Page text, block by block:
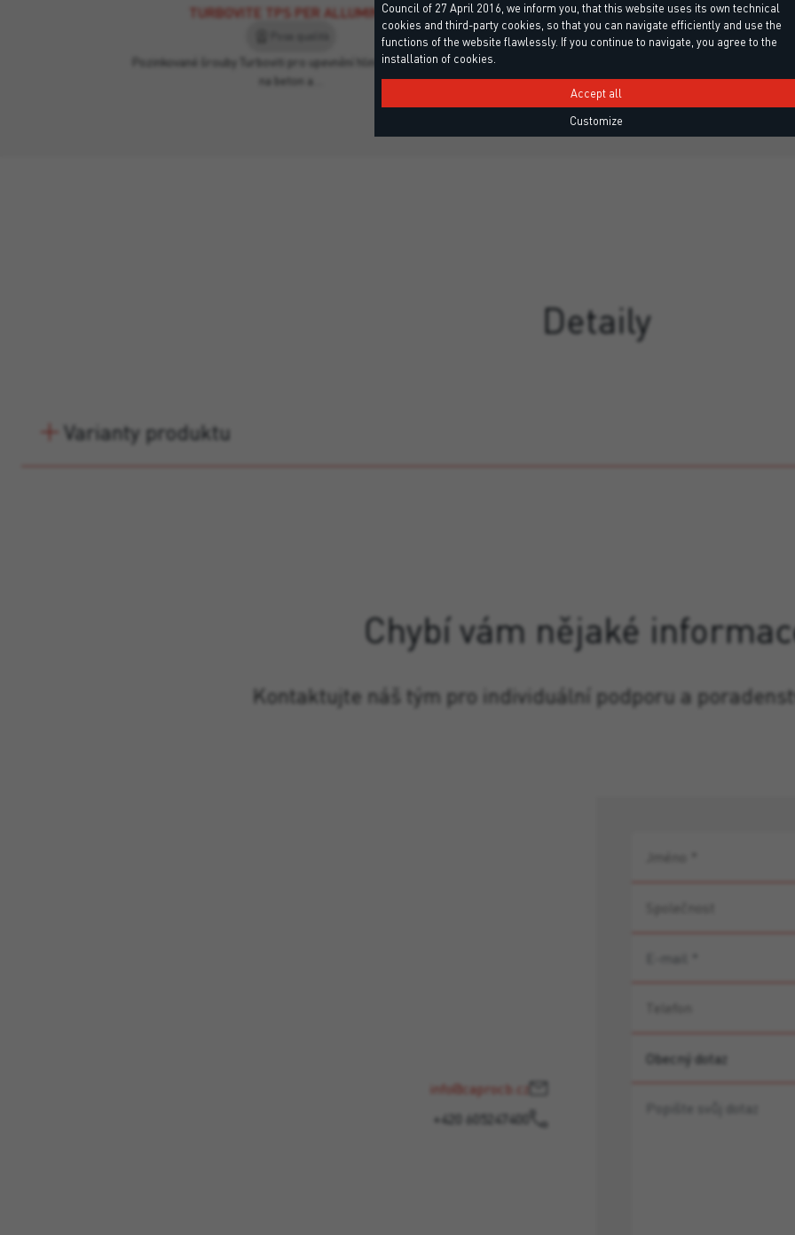
TURBOVITE TPS PER ALLUMINIO
Pozinkované šrouby Turboviti pro upevnění hliníkových profilů
na beton a…
Detaily
Varianty produktu
Chybí vám nějaké
Kontaktujte náš tým pro individuální podporu a
info@caprocb.cz
+420 605247400
Council of 27 April 2016, we inform you, that this website uses its own technical
cookies and third-party cookies, so that you can navigate efficiently and use the
functions of the website flawlessly. If you continue to navigate, you agree to the
installation of cookies.
Accept all
Customize